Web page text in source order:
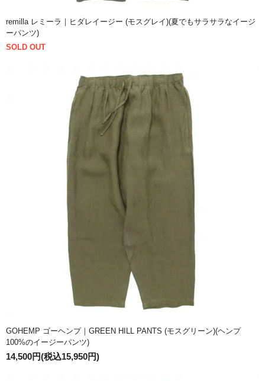
remilla レミーラ｜ヒダレイージー (モスグレイ)(夏でもサラサラなイージ
ーパンツ)
SOLD OUT
GOHEMP ゴーヘンプ｜GREEN HILL PANTS (モスグリーン)(ヘンプ
100%のイージーパンツ)
14,500円(税込15,950円)